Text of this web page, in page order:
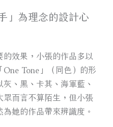
」為理念的設計心
效果，小張的作品多以
Tone」（同色）的形
、黑、卡其、海軍藍、
眾而言不算陌生，但小張
她的作品帶來辨識度。